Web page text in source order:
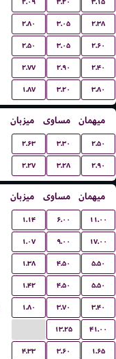
۲.۸۰ ۳.۰۵ ۲.۳۸
۲.۵۰ ۳.۰۵ ۲.۶۰
۲.۷۷ ۲.۹۰ ۲.۴۰
۱.۸۷ ۳.۲۰ ۳.۸۰
میزبان مساوی میهمان
۲.۶۳ ۳.۳۰ ۲.۵۰
۲.۲۷ ۳.۲۸ ۲.۹۰
میزبان مساوی میهمان
۱.۱۴ ۶.۰۰ ۱۱.۰۰
۱.۰۷ ۹.۰۰ ۱۷.۰۰
۱.۳۸ ۴.۵۰ ۵.۵۰
۱.۴۲ ۴.۵۰ ۵.۵۰
۱.۸۰ ۳.۷۰ ۳.۴۰
۱۳.۲۵ ۴۱.۰۰
۴.۳۳ ۳.۶۰ ۱.۶۵